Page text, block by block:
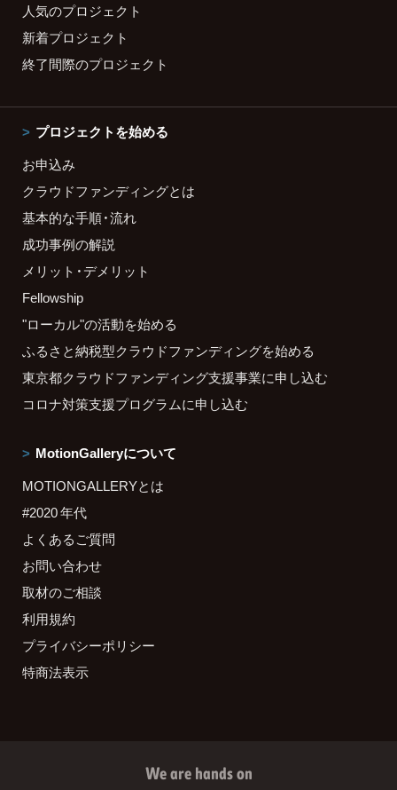
人気のプロジェクト
新着プロジェクト
終了間際のプロジェクト
プロジェクトを始める
お申込み
クラウドファンディングとは
基本的な手順・流れ
成功事例の解説
メリット・デメリット
Fellowship
"ローカル"の活動を始める
ふるさと納税型クラウドファンディングを始める
東京都クラウドファンディング支援事業に申し込む
コロナ対策支援プログラムに申し込む
MotionGalleryについて
MOTIONGALLERYとは
#2020 年代
よくあるご質問
お問い合わせ
取材のご相談
利用規約
プライバシーポリシー
特商法表示
We are hands on